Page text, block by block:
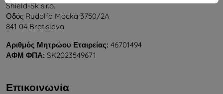
Shield-Sk s.r.o.
Οδός Rudolfa Mocka 3750/2A
841 04 Bratislava
Αριθμός Μητρώου Εταιρείας: 46701494
ΑΦΜ ΦΠΑ: SK2023549671
Επικοινωνία